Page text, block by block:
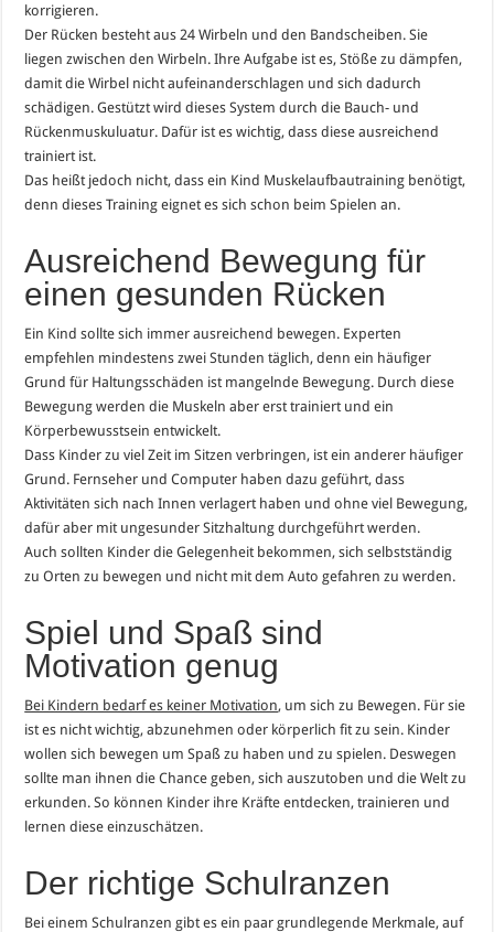
korrigieren.
Der Rücken besteht aus 24 Wirbeln und den Bandscheiben. Sie
liegen zwischen den Wirbeln. Ihre Aufgabe ist es, Stöße zu dämpfen,
damit die Wirbel nicht aufeinanderschlagen und sich dadurch
schädigen. Gestützt wird dieses System durch die Bauch- und
Rückenmuskuluatur. Dafür ist es wichtig, dass diese ausreichend
trainiert ist.
Das heißt jedoch nicht, dass ein Kind Muskelaufbautraining benötigt,
denn dieses Training eignet es sich schon beim Spielen an.
Ausreichend Bewegung für
einen gesunden Rücken
Ein Kind sollte sich immer ausreichend bewegen. Experten
empfehlen mindestens zwei Stunden täglich, denn ein häufiger
Grund für Haltungsschäden ist mangelnde Bewegung. Durch diese
Bewegung werden die Muskeln aber erst trainiert und ein
Körperbewusstsein entwickelt.
Dass Kinder zu viel Zeit im Sitzen verbringen, ist ein anderer häufiger
Grund. Fernseher und Computer haben dazu geführt, dass
Aktivitäten sich nach Innen verlagert haben und ohne viel Bewegung,
dafür aber mit ungesunder Sitzhaltung durchgeführt werden.
Auch sollten Kinder die Gelegenheit bekommen, sich selbstständig
zu Orten zu bewegen und nicht mit dem Auto gefahren zu werden.
Spiel und Spaß sind
Motivation genug
Bei Kindern bedarf es keiner Motivation, um sich zu Bewegen. Für sie
ist es nicht wichtig, abzunehmen oder körperlich fit zu sein. Kinder
wollen sich bewegen um Spaß zu haben und zu spielen. Deswegen
sollte man ihnen die Chance geben, sich auszutoben und die Welt zu
erkunden. So können Kinder ihre Kräfte entdecken, trainieren und
lernen diese einzuschätzen.
Der richtige Schulranzen
Bei einem Schulranzen gibt es ein paar grundlegende Merkmale, auf